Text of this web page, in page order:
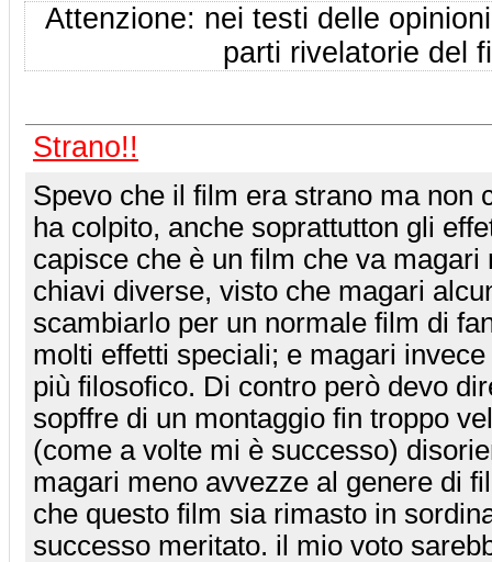
Attenzione: nei testi delle
parti rivelatorie del
Strano!!
Spevo che il film era strano ma non
ha colpito, anche soprattutton gli
capisce che è un film che va magari
chiavi diverse, visto che magari
scambiarlo per un normale film di
molti effetti speciali; e magari
più filosofico. Di contro però devo
sopffre di un montaggio fin troppo
(come a volte mi è successo)
magari meno avvezze al genere di
che questo film sia rimasto in
successo meritato. il mio voto